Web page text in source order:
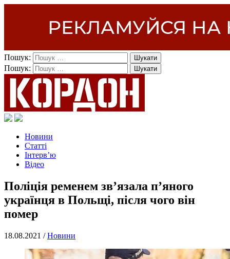
Пошук:
Пошук:
Новини
Статті
Інтерв’ю
Відео
Поліція ременем зв’язала п’яного
українця в Польщі, після чого він
помер
18.08.2021 /Новини